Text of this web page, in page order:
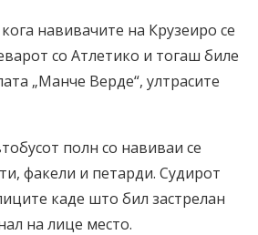
навивачите на Крузеиро се
со Атлетико и тогаш биле
„Манче Верде“, ултрасите
полн со навиваи се
факели и петарди. Судирот
каде што бил застрелан
на лице место.